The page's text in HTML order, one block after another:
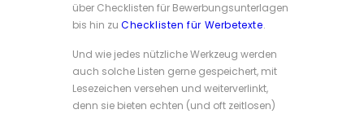
über Checklisten für Bewerbungsunterlagen
bis hin zu Checklisten für Werbetexte.
Und wie jedes nützliche Werkzeug werden
auch solche Listen gerne gespeichert, mit
Lesezeichen versehen und weiterverlinkt,
denn sie bieten echten (und oft zeitlosen)